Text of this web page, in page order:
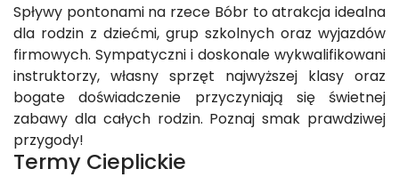
Spływy pontonami na rzece Bóbr to atrakcja idealna
dla rodzin z dziećmi, grup szkolnych oraz wyjazdów
firmowych. Sympatyczni i doskonale wykwalifikowani
instruktorzy, własny sprzęt najwyższej klasy oraz
bogate doświadczenie przyczyniają się świetnej
zabawy dla całych rodzin. Poznaj smak prawdziwej
przygody!
Termy Cieplickie